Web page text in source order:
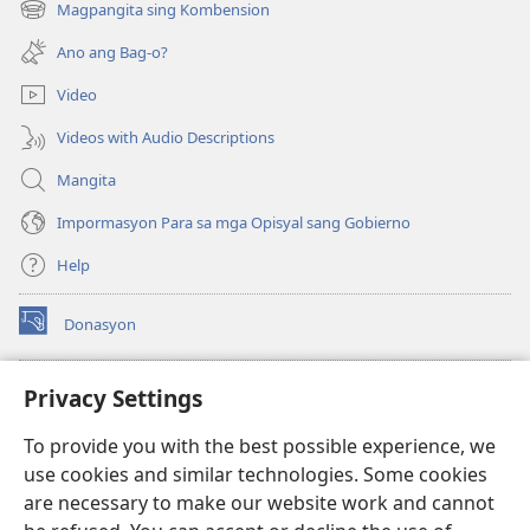
Privacy Settings
To provide you with the best possible experience, we
use cookies and similar technologies. Some cookies
are necessary to make our website work and cannot
window)
Magpangita sing Kombension
(opens
new
window)
Ano ang Bag-o?
Video
Videos with Audio Descriptions
Mangita
Impormasyon Para sa mga Opisyal sang Gobierno
Help
Donasyon
(opens
new
Watchtower ONLINE LIBRARY™
(opens
window)JW Hub
(opens
new
window)JW Library